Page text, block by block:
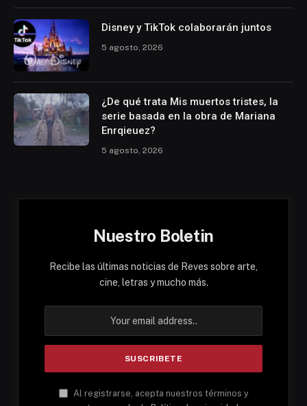
Disney y TikTok colaborarán juntos
5 agosto, 2026
¿De qué trata Mis muertos tristes, la
serie basada en la obra de Mariana
Enrqieuez?
5 agosto, 2026
Nuestro Boletin
Recibe las últimas noticias de Reves sobre arte,
cine, letras y mucho más.
Al registrarse, acepta nuestros términos y